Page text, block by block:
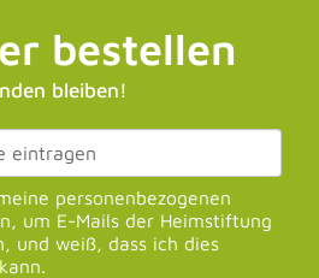
bestellen
bleiben!
personenbezogenen
um E-Mails der Heimstiftung
und weiß, dass ich dies